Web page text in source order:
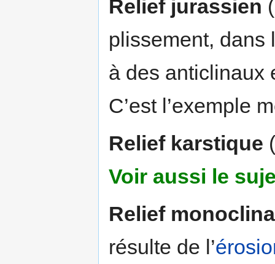
Relief jurassien
plissement, dans
à des anticlinaux
C’est l’exemple
Relief karstique
Voir aussi le
Relief
résulte de l’